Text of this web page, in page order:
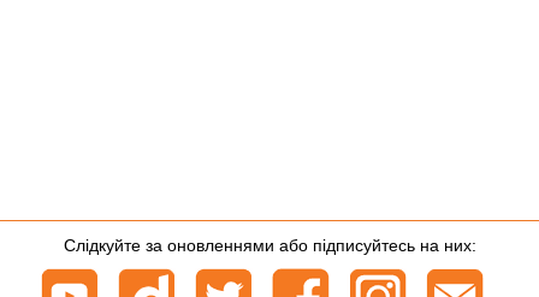
Слідкуйте за оновленнями або підписуйтесь на них: